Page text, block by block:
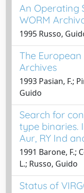
An Operating
WORM
1995 Russo,
The European
Archives
1993 Pasian, F.;
Guido
Search for
type binaries.
Aur, RY Ind
1991 Barone, F.;
L.; Russo, Guido
Status of